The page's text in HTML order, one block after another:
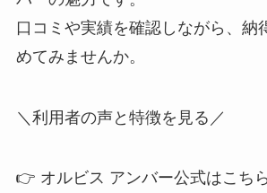
口コミや実績を確認しながら、納
めてみませんか。
＼利用者の声と特徴を見る／
👉 オルビス アンバー公式はこちら